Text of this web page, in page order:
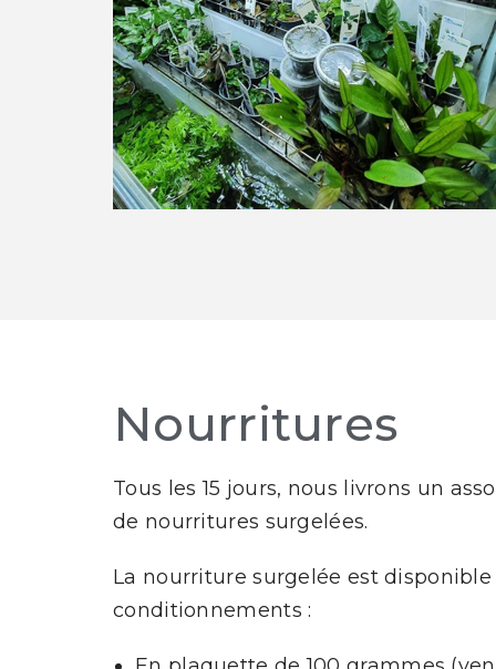
Nourritures
Tous les 15 jours, nous livrons un
de nourritures surgelées.
La nourriture surgelée est
conditionnements :